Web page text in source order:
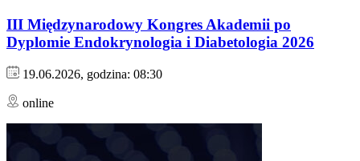
III Międzynarodowy Kongres Akademii po
Dyplomie Endokrynologia i Diabetologia 2026
19.06.2026, godzina: 08:30
online